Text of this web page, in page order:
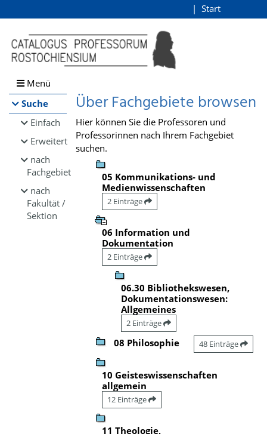
Browsen
direkt zum Inhalt
Start
Menü
Suche
Einfach
Erweitert
nach
Fachgebiet
nach
Fakultät /
Sektion
Über Fachgebiete browsen
Hier können Sie die Professoren und
Professorinnen nach Ihrem Fachgebiet
suchen.
05 Kommunikations- und
Medienwissenschaften
2 Einträge
06 Information und
Dokumentation
2 Einträge
06.30 Bibliothekswesen,
Dokumentationswesen:
Allgemeines
2 Einträge
08 Philosophie 48 Einträge
10 Geisteswissenschaften
allgemein
12 Einträge
11 Theologie,